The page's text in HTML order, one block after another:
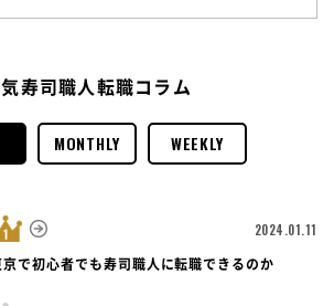
気寿司職人転職コラム
MONTHLY WEEKLY
2024.01.11
京で初心者でも寿司職人に転職できるのか